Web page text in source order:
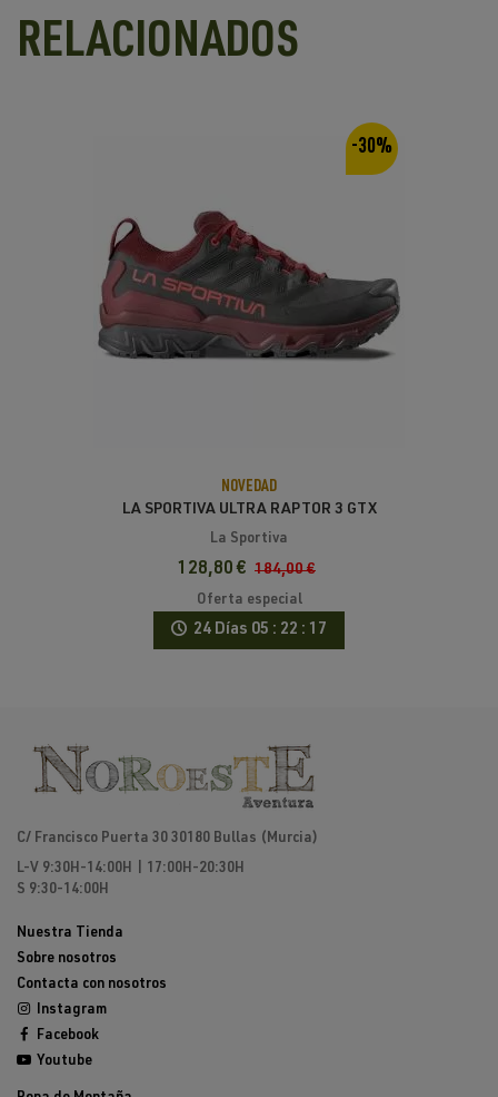
RELACIONADOS
-30%
NOVEDAD
LA SPORTIVA ULTRA RAPTOR 3 GTX
CARBON/REDWOOD
La Sportiva
128,80 € 184,00 €
Oferta especial
24 Días 05 : 22 : 17
C/ Francisco Puerta 30 30180 Bullas (Murcia)
L-V 9:30H-14:00H | 17:00H-20:30H
S 9:30-14:00H
Nuestra Tienda
Sobre nosotros
Contacta con nosotros
Instagram
Facebook
Youtube